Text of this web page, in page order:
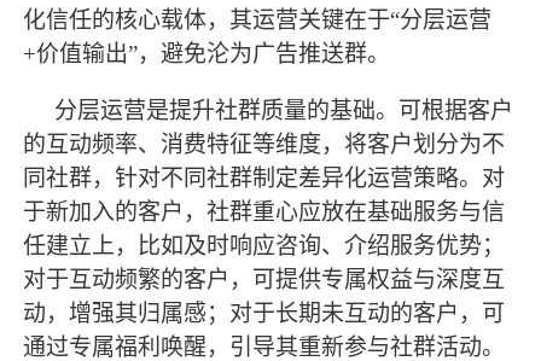
化信任的核心载体，其运营关键在于“分层运营
+价值输出”，避免沦为广告推送群。
分层运营是提升社群质量的基础。可根据客户
的互动频率、消费特征等维度，将客户划分为不
同社群，针对不同社群制定差异化运营策略。对
于新加入的客户，社群重心应放在基础服务与信
任建立上，比如及时响应咨询、介绍服务优势；
对于互动频繁的客户，可提供专属权益与深度互
动，增强其归属感；对于长期未互动的客户，可
通过专属福利唤醒，引导其重新参与社群活动。